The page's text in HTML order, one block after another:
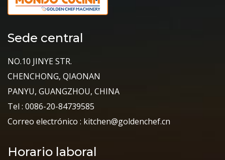
Sede central
NO.10 JINYE STR.
CHENCHONG, QIAONAN
PANYU, GUANGZHOU, CHINA
Tel : 0086-20-84739585
Correo electrónico : kitchen@goldenchef.cn
Horario laboral